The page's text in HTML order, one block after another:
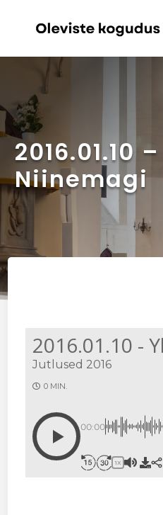
2016.01.10
Niinemagi
2016.01.10 -
Jutlused 2016
0 MIN.
00:00
1X